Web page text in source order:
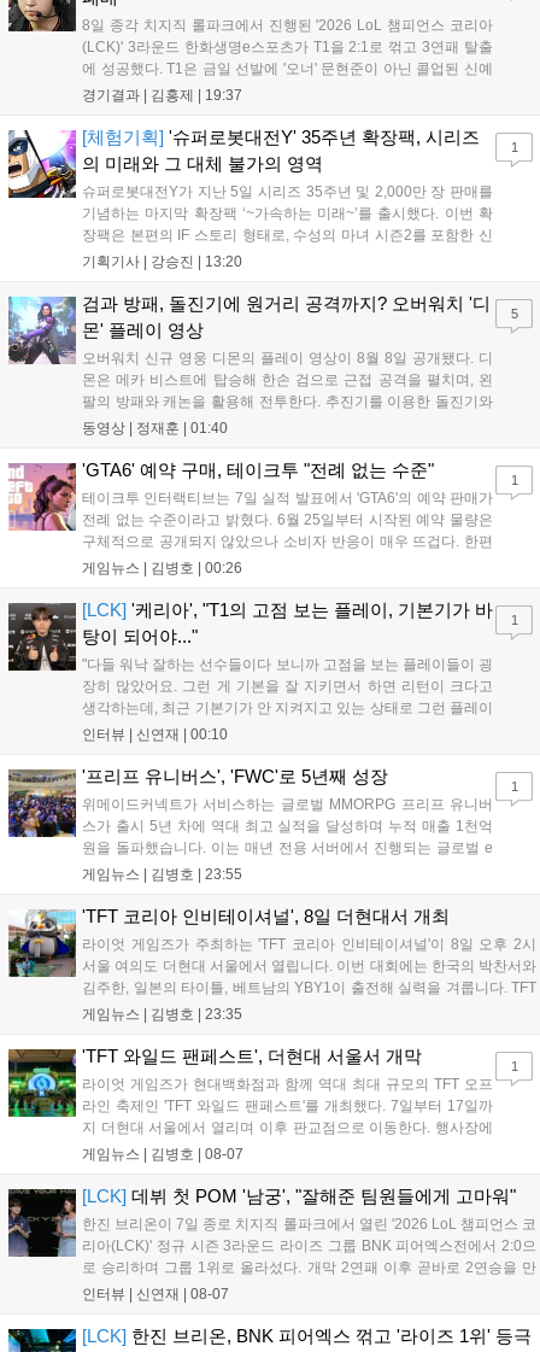
8일 종각 치지직 롤파크에서 진행된 '2026 LoL 챔피언스 코리아
(LCK)' 3라운드 한화생명e스포츠가 T1을 2:1로 꺾고 3연패 탈출
에 성공했다. T1은 금일 선발에 '오너' 문현준이 아닌 콜업된 신예
'페인터' 김은후를 투입했지만, 결국 1:2로 패배하고 말았다. T1은
을 빼냈다....
경기결과 | 김홍제 | 19:37
[체험기획] '슈퍼로봇대전Y' 35주년 확장팩, 시리즈
의 미래와 그 대체 불가의 영역
슈퍼로봇대전Y가 지난 5일 시리즈 35주년 및 2,000만 장 판매를
기념하는 마지막 확장팩 ‘~가속하는 미래~’를 출시했다. 이번 확
장팩은 본편의 IF 스토리 형태로, 수성의 마녀 시즌2를 포함한 신
규 참전작과 크로스오버 합체기를 선보이며 작품을 완결 짓는다.
하는 몰입감 있는 서사와 조합을 구현하며 시리즈의 미래를 향한
새로운 가능성을 제시했다....
기획기사 | 강승진 | 13:20
1
검과 방패, 돌진기에 원거리 공격까지? 오버워치 '디
몬' 플레이 영상
오버워치 신규 영웅 디몬의 플레이 영상이 8월 8일 공개됐다. 디
몬은 메카 비스트에 탑승해 한손 검으로 근접 공격을 펼치며, 왼
팔의 방패와 캐논을 활용해 전투한다. 추진기를 이용한 돌진기와
참격 형태의 궁극기를 보유했고, 메카 파괴 시 맨몸으로 기관총을
산의 영웅들 업데이트를 통해 정식 출시될 예정이다....
동영상 | 정재훈 | 01:40
5
'GTA6' 예약 구매, 테이크투 "전례 없는 수준"
테이크투 인터랙티브는 7일 실적 발표에서 'GTA6'의 예약 판매가
전례 없는 수준이라고 밝혔다. 6월 25일부터 시작된 예약 물량은
구체적으로 공개되지 않았으나 소비자 반응이 매우 뜨겁다. 한편
11월 19일 PS5와 Xbox 시리즈 X|S로 정식 출시될 예정이며, 록
상 'Grand Theft Auto VI: An Extended Look'을 최초 공개할 계획
이다....
게임뉴스 | 김병호 | 00:26
1
[LCK] '케리아', "T1의 고점 보는 플레이, 기본기가 바
탕이 되어야..."
"다들 워낙 잘하는 선수들이다 보니까 고점을 보는 플레이들이 굉
장히 많았어요. 그런 게 기본을 잘 지키면서 하면 리턴이 크다고
생각하는데, 최근 기본기가 안 지켜지고 있는 상태로 그런 플레이
를 추구하다 보니까 팀적으로 안 좋은 사고가 계속 많이 났던 것
LoL 챔피언스 코리아(LCK)'...
인터뷰 | 신연재 | 00:10
1
'프리프 유니버스', 'FWC'로 5년째 성장
위메이드커넥트가 서비스하는 글로벌 MMORPG 프리프 유니버
스가 출시 5년 차에 역대 최고 실적을 달성하며 누적 매출 1천억
원을 돌파했습니다. 이는 매년 전용 서버에서 진행되는 글로벌 e
스포츠 대회 FWC의 영향이 큽니다. FWC는 이용자가 동일한 조
은 전년 대비 매출과 이용자 지표가 대폭 상승하는 성과를 냈습니
FWC 그랜드 파이널이 개최될 예정이며, 위메이드커넥트는 이를
통해 커뮤니티 중심의 장기 성장 모델을 지속할 방침입니다....
게임뉴스 | 김병호 | 23:55
1
'TFT 코리아 인비테이셔널', 8일 더현대서 개최
라이엇 게임즈가 주최하는 'TFT 코리아 인비테이셔널'이 8일 오후 2시
서울 여의도 더현대 서울에서 열립니다. 이번 대회에는 한국의 박찬서와
김주한, 일본의 타이틀, 베트남의 YBY1이 출전해 실력을 겨룹니다. TFT
는 소속팀 없이 개인 자격으로 참가하는 독특한 대회 구조를 가지며, 누
17일까지 이어지는 이번 행사는 신규 세트 체험과 공연 등 다양한 즐길
거리를 제공하며, 이후 현대백화점 판교점에서도 행사가 이어질 예정입
니다. 연말에는 라스베이거스 오픈이 개최됩니다....
게임뉴스 | 김병호 | 23:35
'TFT 와일드 팬페스트', 더현대 서울서 개막
라이엇 게임즈가 현대백화점과 함께 역대 최대 규모의 TFT 오프
라인 축제인 'TFT 와일드 팬페스트'를 개최했다. 7일부터 17일까
지 더현대 서울에서 열리며 이후 판교점으로 이동한다. 행사장에
는 체험, 스페셜, 무대 존이 마련됐으며 8일 오후 2시 인비테이셔
연 등 다채로운 일정이 준비되어 있다. 사전 예약은 조기 마감될
게임뉴스 | 김병호 | 08-07
1
[LCK] 데뷔 첫 POM '남궁', "잘해준 팀원들에게 고마워"
한진 브리온이 7일 종로 치지직 롤파크에서 열린 '2026 LoL 챔피언스 코
리아(LCK)' 정규 시즌 3라운드 라이즈 그룹 BNK 피어엑스전에서 2:0으
로 승리하며 그룹 1위로 올라섰다. 개막 2연패 이후 곧바로 2연승을 만
들어내면서 이어질 4라운드에 대한 기대감을 올렸다. 다음은 이날 데뷔
인터뷰 | 신연재 | 08-07
[LCK] 한진 브리온, BNK 피어엑스 꺾고 '라이즈 1위' 등극